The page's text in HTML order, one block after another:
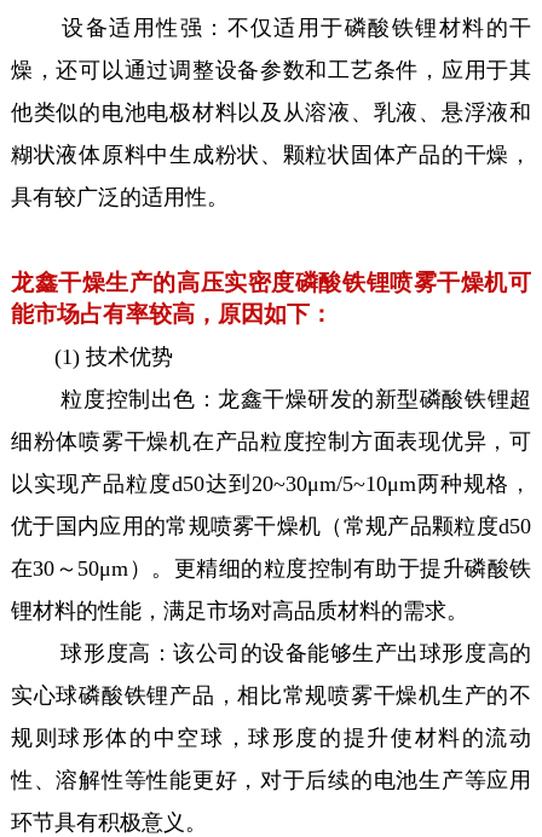
设备适用性强：不仅适用于磷酸铁锂材料的干
燥，还可以通过调整设备参数和工艺条件，应用于其
他类似的电池电极材料以及从溶液、乳液、悬浮液和
糊状液体原料中生成粉状、颗粒状固体产品的干燥，
具有较广泛的适用性。
龙鑫干燥生产的高压实密度磷酸铁锂喷雾干燥机可
能市场占有率较高，原因如下：
(1) 技术优势
粒度控制出色：龙鑫干燥研发的新型磷酸铁锂超
细粉体喷雾干燥机在产品粒度控制方面表现优异，可
以实现产品粒度d50达到20~30μm/5~10μm两种规格，
优于国内应用的常规喷雾干燥机（常规产品颗粒度d50
在30～50μm）。更精细的粒度控制有助于提升磷酸铁
锂材料的性能，满足市场对高品质材料的需求。
球形度高：该公司的设备能够生产出球形度高的
实心球磷酸铁锂产品，相比常规喷雾干燥机生产的不
规则球形体的中空球，球形度的提升使材料的流动
性、溶解性等性能更好，对于后续的电池生产等应用
环节具有积极意义。